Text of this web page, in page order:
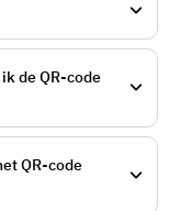
de QR-code
QR-code